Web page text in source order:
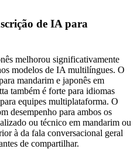
de IA para
melhorou significativamente
modelos de IA multilíngues. O
mandarim e japonês em
também é forte para idiomas
equipes multiplataforma. O
desempenho para ambos os
ou técnico em mandarim ou
à da fala conversacional geral
de compartilhar.